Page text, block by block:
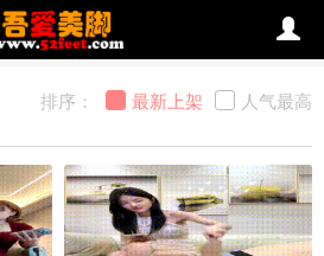
排序： 最新上架 人气最高